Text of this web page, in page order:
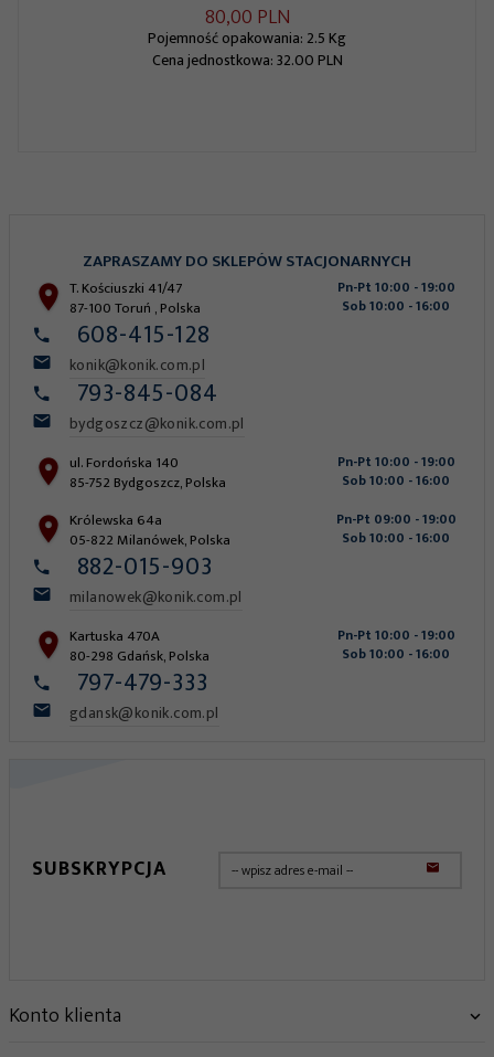
80,00 PLN
Pojemność opakowania: 2.5 Kg
Cena jednostkowa: 32.00 PLN
608-415-128
konik@konik.com.pl
ZAPRASZAMY DO SKLEPÓW STACJONARNYCH
T. Kościuszki 41/47
87-100Toruń ,Polska
Pn-Pt 10:00 - 19:00
Sob 10:00 - 16:00
882-015-903
milanowek@konik.com.pl
Królewska 64a
05-822 Milanówek,Polska
Pn-Pt 09:00 - 19:00
Sob 10:00 - 16:00
797-479-333
gdansk@konik.com.pl
Kartuska 470A
80-298 Gdańsk,Polska
Pn-Pt 10:00 - 19:00
Sob 10:00 - 16:00
793-845-084
bydgoszcz@konik.com.pl
ul. Fordońska 140
85-752 Bydgoszcz,Polska
Pn-Pt 10:00 - 19:00
Sob 10:00 - 16:00
SUBSKRYPCJA
Konto klienta